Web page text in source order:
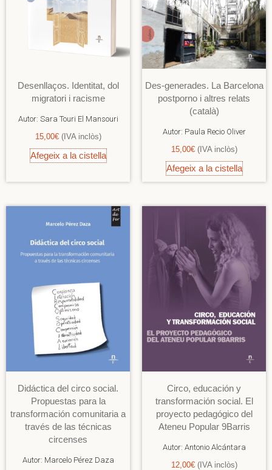
Desenllaços. Identitat, dol
migratori i racisme
Autor: Sara Touri El Mansouri
15,00€ (IVA inclòs)
Afegeix a la cistella
Des-generades. La Barcelona
postporno i altres relats
(català)
Autor: Paula Recio Oliver
15,00€ (IVA inclòs)
Afegeix a la cistella
Didáctica del circo social.
Propuestas para la
transformación comunitaria a
través de las técnicas
circenses
Autor: Marcelo Pérez Daza
Circo, educación y
transformación social. El
proyecto pedagógico del
Ateneu Popular 9Barris
Autor: Antonio Alcántara
12,00€ (IVA inclòs)